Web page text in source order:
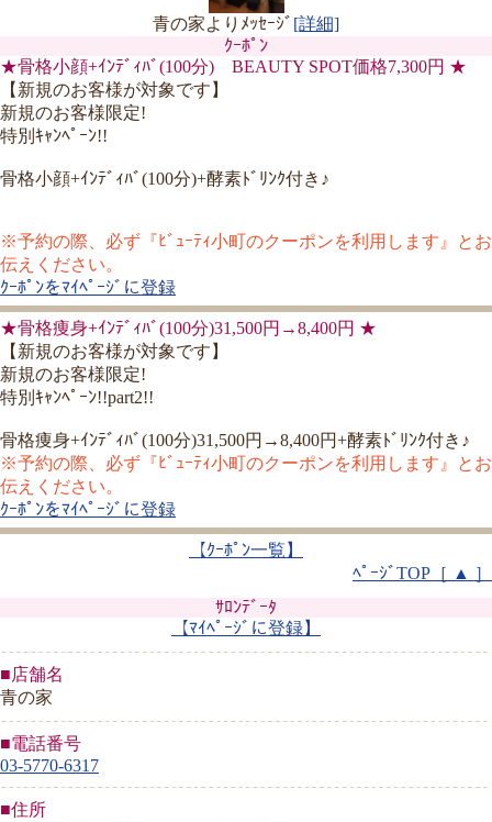
青の家よりﾒｯｾｰｼﾞ [詳細]
ｸｰﾎﾟﾝ
★骨格小顔+ｲﾝﾃﾞｨﾊﾞ(100分) BEAUTY SPOT価格7,300円 ★
【新規のお客様が対象です】
新規のお客様限定!
特別ｷｬﾝﾍﾟｰﾝ!!
骨格小顔+ｲﾝﾃﾞｨﾊﾞ(100分)+酵素ﾄﾞﾘﾝｸ付き♪
※予約の際、必ず『ﾋﾞｭｰﾃｨ小町のクーポンを利用します』とお
伝えください。
ｸｰﾎﾟﾝをﾏｲﾍﾟｰｼﾞに登録
★骨格痩身+ｲﾝﾃﾞｨﾊﾞ(100分)31,500円→8,400円 ★
【新規のお客様が対象です】
新規のお客様限定!
特別ｷｬﾝﾍﾟｰﾝ!!part2!!
骨格痩身+ｲﾝﾃﾞｨﾊﾞ(100分)31,500円→8,400円+酵素ﾄﾞﾘﾝｸ付き♪
※予約の際、必ず『ﾋﾞｭｰﾃｨ小町のクーポンを利用します』とお
伝えください。
ｸｰﾎﾟﾝをﾏｲﾍﾟｰｼﾞに登録
【ｸｰﾎﾟﾝ一覧】
ﾍﾟｰｼﾞTOP［ ▲ ］
ｻﾛﾝﾃﾞｰﾀ
【ﾏｲﾍﾟｰｼﾞに登録】
■店舗名
青の家
■電話番号
03-5770-6317
■住所